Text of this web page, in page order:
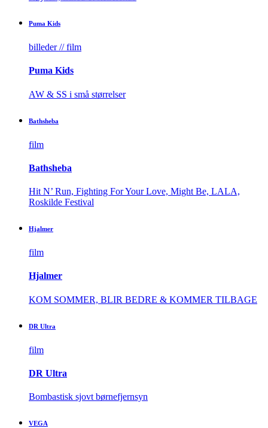
Puma Kids
billeder // film
Puma Kids
AW & SS i små størrelser​
Bathsheba
film
Bathsheba
Hit N’ Run, Fighting For Your Love, Might Be, LALA,
Roskilde Festival
Hjalmer
film
Hjalmer
KOM SOMMER, BLIR BEDRE & KOMMER TILBAGE
DR Ultra
film
DR Ultra
Bombastisk sjovt børnefjernsyn​
VEGA